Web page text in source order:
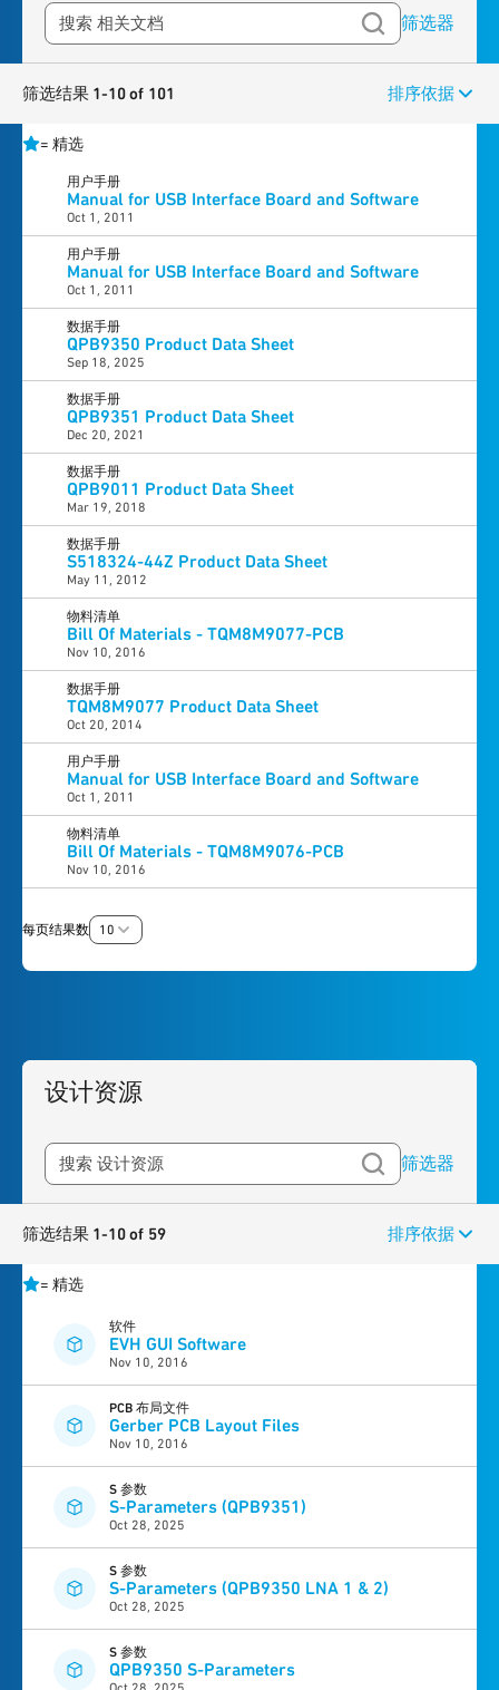
筛选器
筛选结果 1-10 of 101 排序依据
= 精选
用户手册
Manual for USB Interface Board and Software
Oct 1, 2011
用户手册
Manual for USB Interface Board and Software
Oct 1, 2011
数据手册
QPB9350 Product Data Sheet
Sep 18, 2025
数据手册
QPB9351 Product Data Sheet
Dec 20, 2021
数据手册
QPB9011 Product Data Sheet
Mar 19, 2018
数据手册
S518324-44Z Product Data Sheet
May 11, 2012
物料清单
Bill Of Materials - TQM8M9077-PCB
Nov 10, 2016
数据手册
TQM8M9077 Product Data Sheet
Oct 20, 2014
用户手册
Manual for USB Interface Board and Software
Oct 1, 2011
物料清单
Bill Of Materials - TQM8M9076-PCB
Nov 10, 2016
每页结果数 10
设计资源
筛选器
筛选结果 1-10 of 59 排序依据
= 精选
软件
EVH GUI Software
Nov 10, 2016
PCB 布局文件
Gerber PCB Layout Files
Nov 10, 2016
S 参数
S-Parameters (QPB9351)
Oct 28, 2025
S 参数
S-Parameters (QPB9350 LNA 1 & 2)
Oct 28, 2025
S 参数
QPB9350 S-Parameters